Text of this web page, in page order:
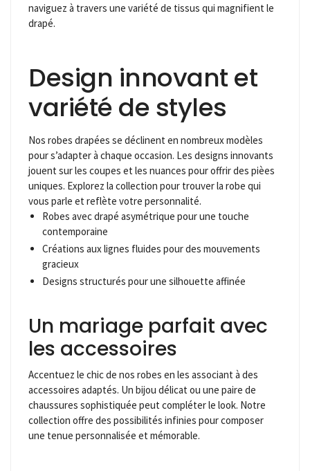
naviguez à travers une variété de tissus qui magnifient le
drapé.
Design innovant et
variété de styles
Nos robes drapées se déclinent en nombreux modèles
pour s’adapter à chaque occasion. Les designs innovants
jouent sur les coupes et les nuances pour offrir des pièes
uniques. Explorez la collection pour trouver la robe qui
vous parle et reflète votre personnalité.
Robes avec drapé asymétrique pour une touche
contemporaine
Créations aux lignes fluides pour des mouvements
gracieux
Designs structurés pour une silhouette affinée
Un mariage parfait avec
les accessoires
Accentuez le chic de nos robes en les associant à des
accessoires adaptés. Un bijou délicat ou une paire de
chaussures sophistiquée peut compléter le look. Notre
collection offre des possibilités infinies pour composer
une tenue personnalisée et mémorable.